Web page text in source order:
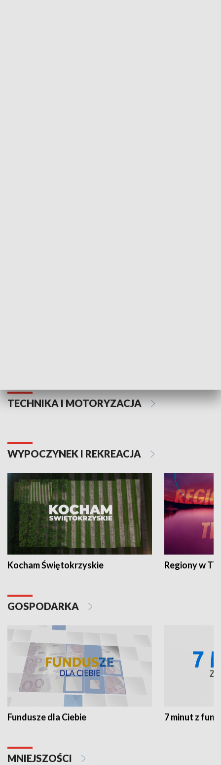
TECHNIKA I MOTORYZACJA
WYPOCZYNEK I REKREACJA
Kocham Świętokrzyskie Regiony w
GOSPODARKA
Fundusze dla Ciebie 7 minut z
MNIEJSZOŚCI